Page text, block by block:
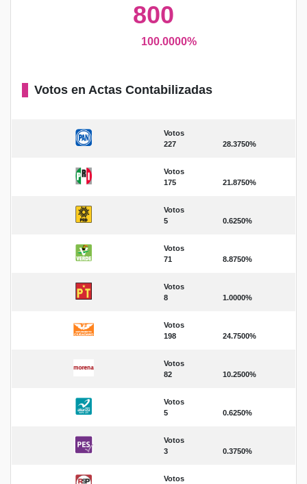
800
100.0000%
Votos en Actas Contabilizadas
Votos
227
28.3750%
Votos
175
21.8750%
Votos
5
0.6250%
Votos
71
8.8750%
Votos
8
1.0000%
Votos
198
24.7500%
Votos
82
10.2500%
Votos
5
0.6250%
Votos
3
0.3750%
Votos